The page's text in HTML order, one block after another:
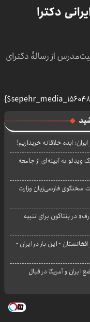
۸۱ ساله ایرانی دکترا
تربیت‌مدرس از رسالۀ دکترای
ایده خلاقانه خریداریم!
ویدئو به آیینه‌ای از جامعه
سخنگوی فارسی‌زبان وزارت
در پنتاگون برای تنبیه
افغانستان - این بار در ایران -
ایران و آمریکا در قبال